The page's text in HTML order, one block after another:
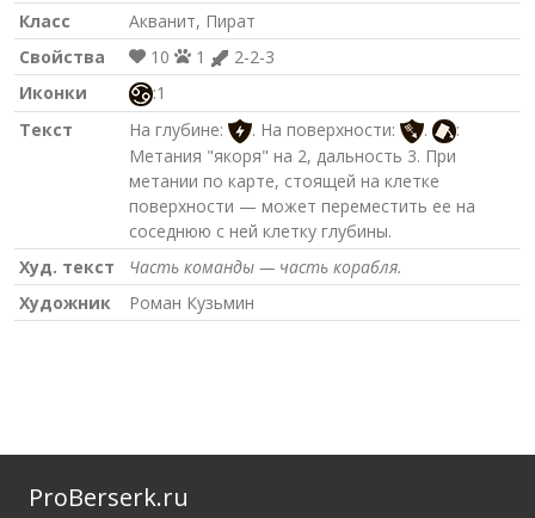
Класс
Акванит, Пират
Свойства
10 1
2-2-3
Иконки
:1
Текст
На глубине: . На поверхности: .
:
Метания "якоря" на 2, дальность 3. При
метании по карте, стоящей на клетке
поверхности — может переместить ее на
соседнюю с ней клетку глубины.
Худ. текст
Часть команды — часть корабля.
Художник
Роман Кузьмин
ProBerserk.ru